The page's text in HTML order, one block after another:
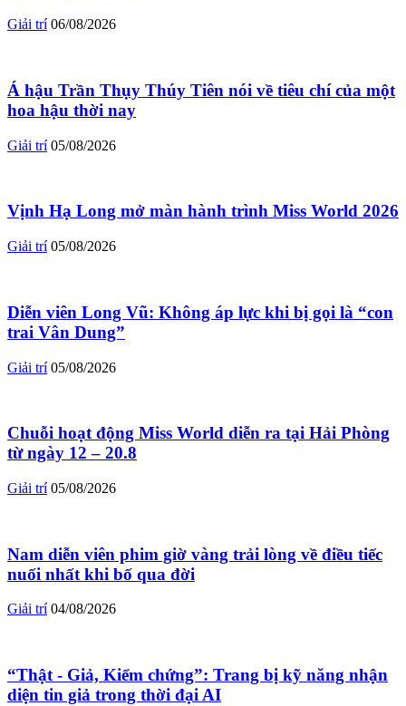
Giải trí 06/08/2026
Á hậu Trần Thụy Thúy Tiên nói về tiêu chí của một
hoa hậu thời nay
Giải trí 05/08/2026
Vịnh Hạ Long mở màn hành trình Miss World 2026
Giải trí 05/08/2026
Diễn viên Long Vũ: Không áp lực khi bị gọi là “con
trai Vân Dung”
Giải trí 05/08/2026
Chuỗi hoạt động Miss World diễn ra tại Hải Phòng
từ ngày 12 – 20.8
Giải trí 05/08/2026
Nam diễn viên phim giờ vàng trải lòng về điều tiếc
nuối nhất khi bố qua đời
Giải trí 04/08/2026
“Thật - Giả, Kiểm chứng”: Trang bị kỹ năng nhận
diện tin giả trong thời đại AI